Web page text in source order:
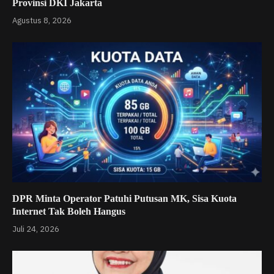
Provinsi DKI Jakarta
Agustus 8, 2026
DPR Minta Operator Patuhi Putusan MK, Sisa Kuota
Internet Tak Boleh Hangus
Juli 24, 2026